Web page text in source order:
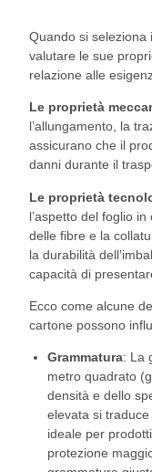
Quando si seleziona
valutare le sue
relazione alle
Le proprietà
l’allungamento, la
assicurano che il
danni durante il
Le proprietà
l’aspetto del foglio
delle fibre e la
la durabilità
capacità di
Ecco come alcune
cartone possono
Grammatura: La
metro quadrato
densità e dello
elevata si
ideale per
protezione